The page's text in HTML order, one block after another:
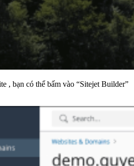
, bạn có thể bấm vào “Sitejet Builder”